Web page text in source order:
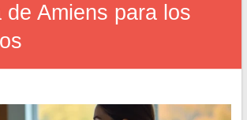
de Amiens para los